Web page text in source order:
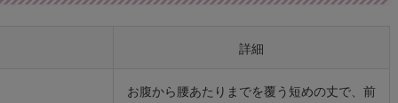
詳細
お腹から腰あたりまでを覆う短めの丈で、前